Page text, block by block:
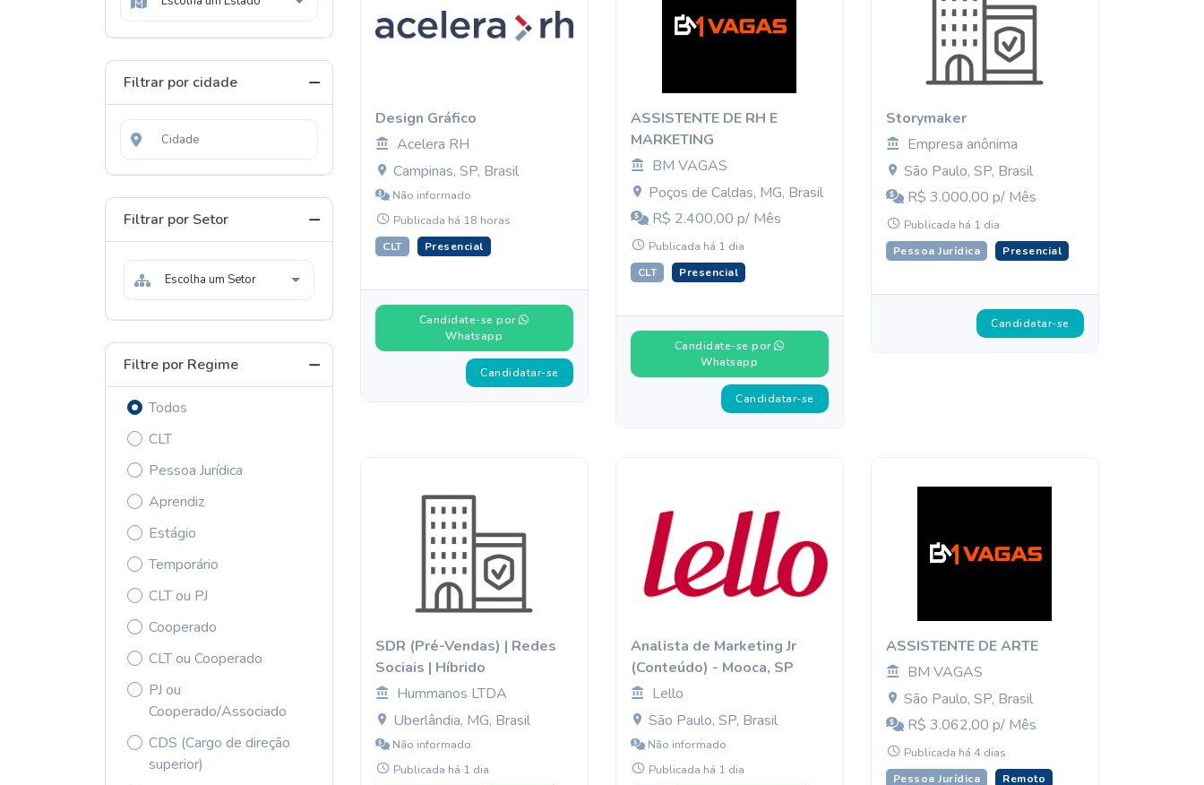
Filtrar por cidade
Filtrar por Setor
Escolha um Setor
Filtre por Regime
Todos
CLT
Pessoa Jurídica
Aprendiz
Estágio
Temporário
CLT ou PJ
Cooperado
CLT ou Cooperado
PJ ou
Cooperado/Associado
CDS (Cargo de direção
superior)
Design Gráfico
Acelera RH
Campinas, SP, Brasil
Não informado
Publicada há 18 horas
CLT Presencial
Candidate-se por
Whatsapp
Candidatar-se
ASSISTENTE DE RH E
MARKETING
BM VAGAS
Poços de Caldas, MG, Brasil
R$ 2.400,00 p/ Mês
Publicada há 1 dia
CLT Presencial
Candidate-se por
Whatsapp
Candidatar-se
Storymaker
Empresa anônima
São Paulo, SP, Brasil
R$ 3.000,00 p/ Mês
Publicada há 1 dia
Pessoa Jurídica Presencial
Candidatar-se
SDR (Pré-Vendas) | Redes
Sociais | Híbrido
Hummanos LTDA
Uberlândia, MG, Brasil
Não informado
Publicada há 1 dia
Analista de Marketing Jr
(Conteúdo) - Mooca, SP
Lello
São Paulo, SP, Brasil
Não informado
Publicada há 1 dia
ASSISTENTE DE ARTE
BM VAGAS
São Paulo, SP, Brasil
R$ 3.062,00 p/ Mês
Publicada há 4 dias
Pessoa Jurídica Remoto